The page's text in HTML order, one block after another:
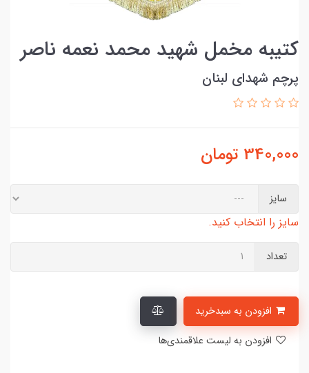
کتیبه مخمل شهید محمد نعمه ناصر
پرچم شهدای لبنان
340,000 تومان
سایز
سایز را انتخاب کنید.
تعداد